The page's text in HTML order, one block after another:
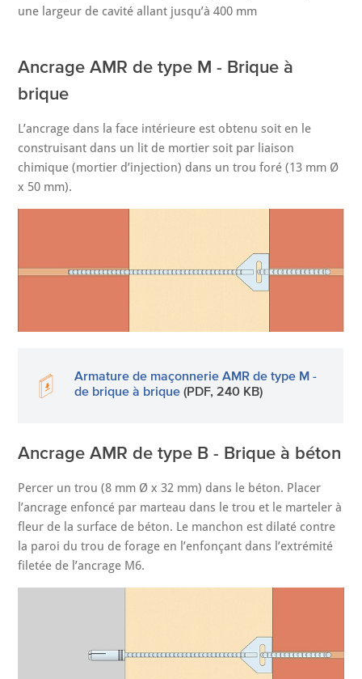
une largeur de cavité allant jusqu’à 400 mm
Ancrage AMR de type M - Brique à
brique
L’ancrage dans la face intérieure est obtenu soit en le
construisant dans un lit de mortier soit par liaison
chimique (mortier d’injection) dans un trou foré (13 mm Ø
x 50 mm).
Armature de maçonnerie AMR de type M -
de brique à brique (PDF, 240 KB)
Ancrage AMR de type B - Brique à béton
Percer un trou (8 mm Ø x 32 mm) dans le béton. Placer
l’ancrage enfoncé par marteau dans le trou et le marteler à
fleur de la surface de béton. Le manchon est dilaté contre
la paroi du trou de forage en l’enfonçant dans l’extrémité
filetée de l’ancrage M6.